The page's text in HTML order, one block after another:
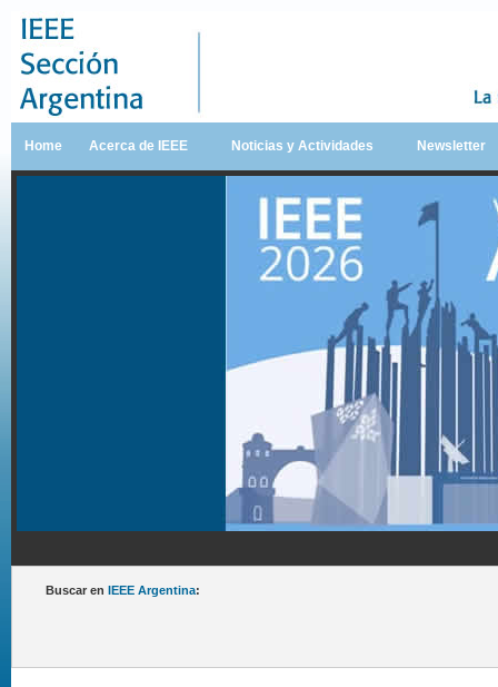
Home Acerca de IEEE Noticias y Actividades Newsletter
Buscar en IEEE Argentina: